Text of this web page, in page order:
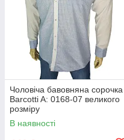
Чоловіча бавовняна сорочка
Barcotti A: 0168-07 великого
розміру
В наявності